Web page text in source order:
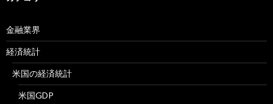
金融業界
経済統計
米国の経済統計
米国GDP